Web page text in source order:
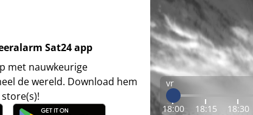
Sat24 app
met nauwkeurige
de wereld. Download hem
vr
18:00 18:15 18:30